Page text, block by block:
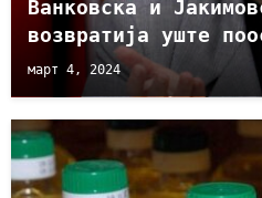
Ванковска и
возвратија уште
март 4, 2024